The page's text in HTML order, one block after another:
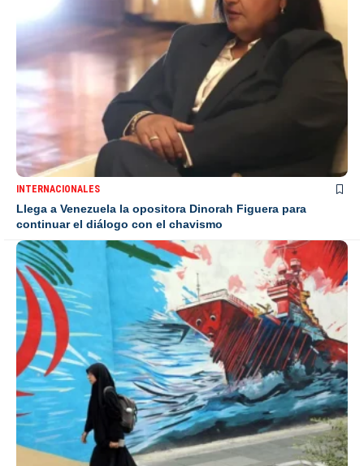
INTERNACIONALES
Llega a Venezuela la opositora Dinorah Figuera para
continuar el diálogo con el chavismo